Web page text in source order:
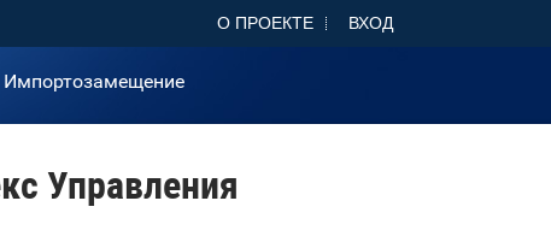
О ПРОЕКТЕ ВХОД
Импортозамещение
Управления